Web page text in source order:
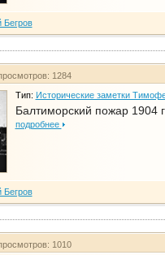
1284
Тип: Исторические заметки
Балтиморский пожар 1904
подробнее
1010